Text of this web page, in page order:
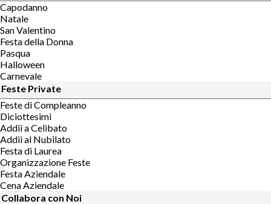
Capodanno
Natale
San Valentino
Festa della Donna
Pasqua
Halloween
Carnevale
Feste Private
Feste di Compleanno
Diciottesimi
Addii a Celibato
Addii al Nubilato
Festa di Laurea
Organizzazione Feste
Festa Aziendale
Cena Aziendale
Collabora con Noi